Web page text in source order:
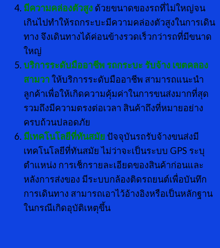
มีความคล่องตัวสูง ด้วยขนาดของรถที่ไม่ใหญ่จน
เกินไปทำให้รถกระบะมีความคล่องตัวสูงในการเดิน
ทาง จึงเดินทางได้ค่อนข้างรวดเร็วกว่ารถที่มีขนาด
ใหญ่
บริการระดับมืออาชีพ รถกระบะ รับจ้าง เขตคลอง
สามวาให้บริการระดับมืออาชีพ สามารถแนะนำ
ลูกค้าเพื่อให้เกิดความคุ้มค่าในการขนส่งมากที่สุด
รวมถึงมีความตรงต่อเวลา สินค้าถึงที่หมายอย่าง
ครบถ้วนปลอดภัย
มีเทคโนโลยีที่ทันสมัย ปัจจุบันรถรับจ้างขนส่งมี
เทคโนโลยีที่ทันสมัย ไม่ว่าจะเป็นระบบ GPS ระบุ
ตำแหน่ง การเช็กรายละเอียดของสินค้าก่อนและ
หลังการส่งของ มีระบบกล้องติดรถยนต์เพื่อบันทึก
การเดินทาง สามารถเอาไว้อ้างอิงหรือเป็นหลักฐาน
ในกรณีเกิดอุบัติเหตุขึ้น